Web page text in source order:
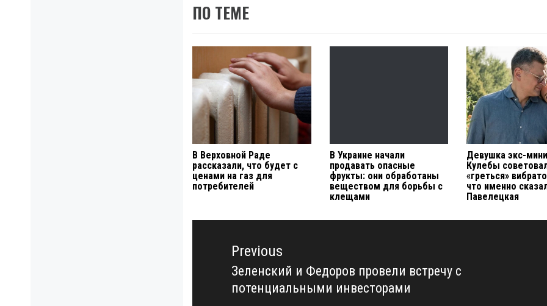
ПО ТЕМЕ
В Верховной Раде
рассказали, что будет с
ценами на газ для
потребителей
В Украине начали
продавать опасные
фрукты: они обработаны
веществом для борьбы с
клещами
Девушка экс-
Кулебы
«греться»
что именно
Павелецкая
Навигация
записямPrevious
Previous
post:
Зеленский и Федоров провели встречу с
потенциальными инвесторами